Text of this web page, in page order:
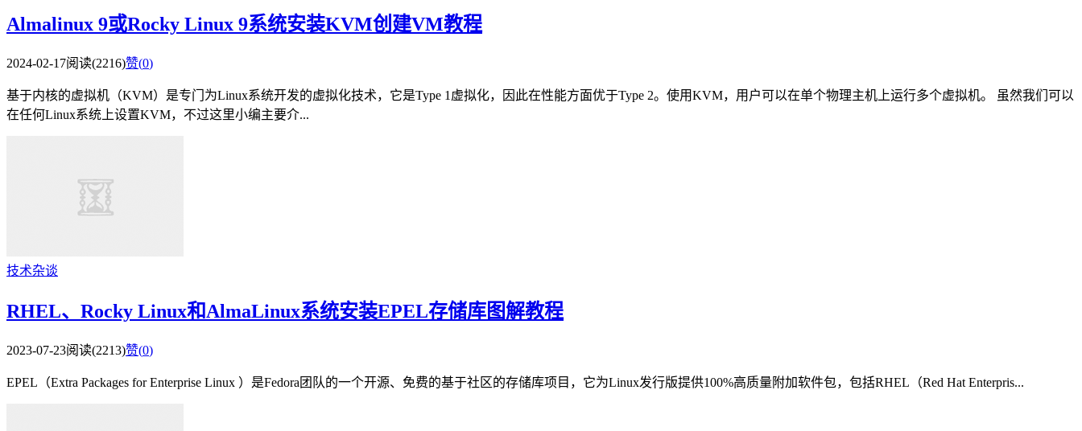
Almalinux 9或Rocky Linux 9系统安装KVM创建VM教程
2024-02-17阅读(2216)赞(0)
基于内核的虚拟机（KVM）是专门为Linux系统开发的虚拟化技术，它是Type 1虚拟化，因此在性能方面优于Type 2。使用KVM，用户可以在单个物理主机上运行多个虚拟机。 虽然我们可以
在任何Linux系统上设置KVM，不过这里小编主要介...
技术杂谈
RHEL、Rocky Linux和AlmaLinux系统安装EPEL存储库图解教程
2023-07-23阅读(2213)赞(0)
EPEL（Extra Packages for Enterprise Linux ）是Fedora团队的一个开源、免费的基于社区的存储库项目，它为Linux发行版提供100%高质量附加软件包，包括RHEL（Red Hat Enterpris...